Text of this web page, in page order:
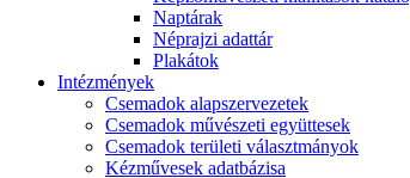
Naptárak
Néprajzi adattár
Plakátok
Intézmények
Csemadok alapszervezetek
Csemadok művészeti együttesek
Csemadok területi választmányok
Kézművesek adatbázisa